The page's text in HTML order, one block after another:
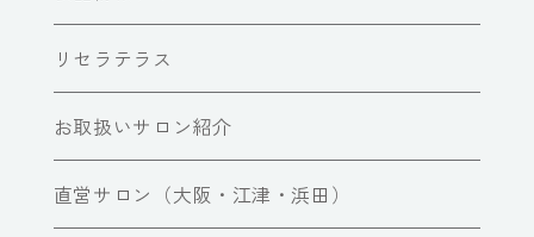
リセラテラス
お取扱いサロン紹介
直営サロン（大阪・江津・浜田）